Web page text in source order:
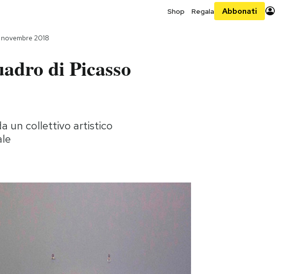
Shop Regala Abbonati
novembre 2018
di Picasso
un collettivo artistico